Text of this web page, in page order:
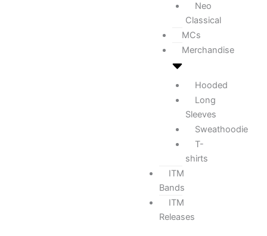
Neo
Classical
MCs
Merchandise
Hooded
Long
Sleeves
Sweathoodie
T-
shirts
ITM
Bands
ITM
Releases